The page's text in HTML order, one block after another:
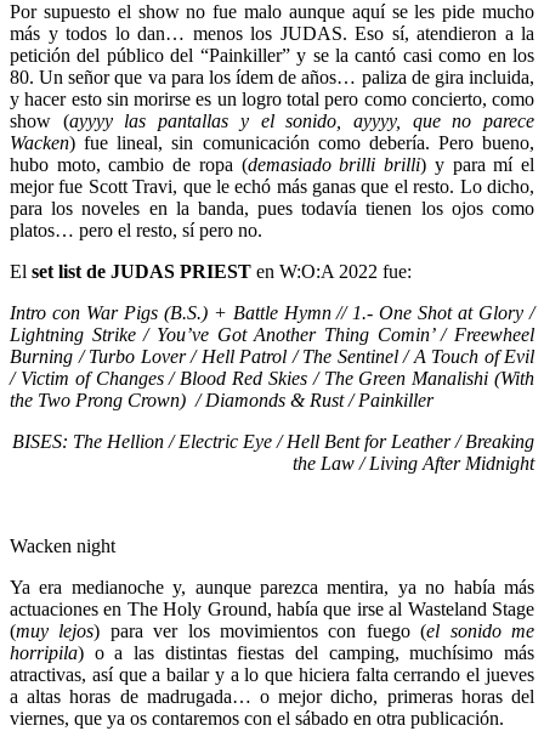
Por supuesto el show no fue malo aunque aquí se les pide mucho
más y todos lo dan… menos los JUDAS. Eso sí, atendieron a la
petición del público del “Painkiller” y se la cantó casi como en los
80. Un señor que va para los ídem de años… paliza de gira incluida,
y hacer esto sin morirse es un logro total pero como concierto, como
show (ayyyy las pantallas y el sonido, ayyyy, que no parece
Wacken) fue lineal, sin comunicación como debería. Pero bueno,
hubo moto, cambio de ropa (demasiado brilli brilli) y para mí el
mejor fue Scott Travi, que le echó más ganas que el resto. Lo dicho,
para los noveles en la banda, pues todavía tienen los ojos como
platos… pero el resto, sí pero no.
El set list de JUDAS PRIEST en W:O:A 2022 fue:
Intro con War Pigs (B.S.) + Battle Hymn // 1.- One Shot at Glory /
Lightning Strike / You’ve Got Another Thing Comin’ / Freewheel
Burning / Turbo Lover / Hell Patrol / The Sentinel / A Touch of Evil
/ Victim of Changes / Blood Red Skies / The Green Manalishi (With
the Two Prong Crown) / Diamonds & Rust / Painkiller
BISES: The Hellion / Electric Eye / Hell Bent for Leather / Breaking
the Law / Living After Midnight
Wacken night
Ya era medianoche y, aunque parezca mentira, ya no había más
actuaciones en The Holy Ground, había que irse al Wasteland Stage
(muy lejos) para ver los movimientos con fuego (el sonido me
horripila) o a las distintas fiestas del camping, muchísimo más
atractivas, así que a bailar y a lo que hiciera falta cerrando el jueves
a altas horas de madrugada… o mejor dicho, primeras horas del
viernes, que ya os contaremos con el sábado en otra publicación.